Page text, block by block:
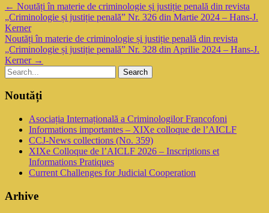
← Noutăți în materie de criminologie și justiție penală din revista
„Criminologie și justiție penală” Nr. 326 din Martie 2024 – Hans-J.
Kerner
Noutăți în materie de criminologie și justiție penală din revista
„Criminologie și justiție penală” Nr. 328 din Aprilie 2024 – Hans-J.
Kerner →
Noutăți
Asociația Internațională a Criminologilor Francofoni
Informations importantes – XIXe colloque de l’AICLF
CCJ-News collections (No. 359)
XIXe Colloque de l’AICLF 2026 – Inscriptions et
Informations Pratiques
Current Challenges for Judicial Cooperation
Arhive